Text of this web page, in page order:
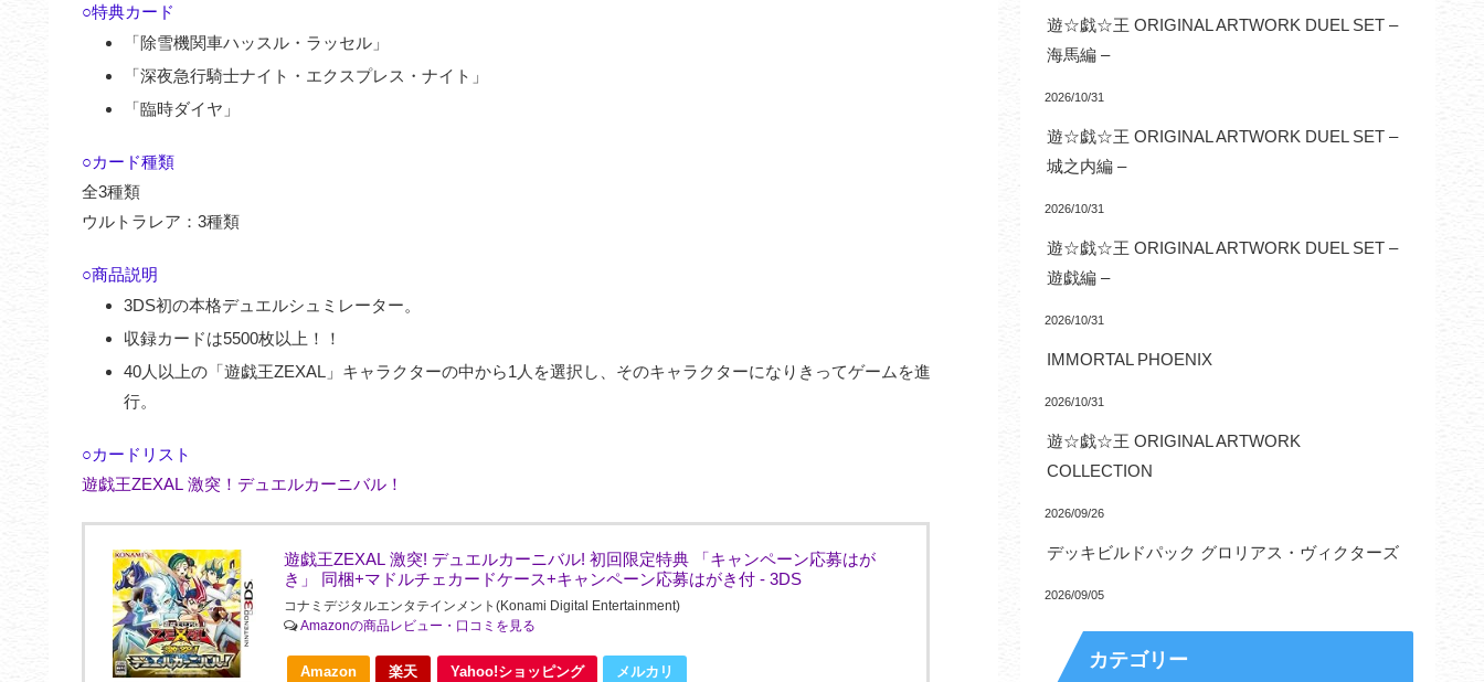
○特典カード
「除雪機関車ハッスル・ラッセル」
「深夜急行騎士ナイト・エクスプレス・ナイト」
「臨時ダイヤ」
○カード種類
全3種類
ウルトラレア：3種類
○商品説明
3DS初の本格デュエルシュミレーター。
収録カードは5500枚以上！！
40人以上の「遊戯王ZEXAL」キャラクターの中から1人を選択し、そのキャラクターになりきってゲームを進
行。
○カードリスト
遊戯王ZEXAL 激突！デュエルカーニバル！
遊戯王ZEXAL 激突! デュエルカーニバル! 初回限定特典 「キャンペーン応募はが
き」 同梱+マドルチェカードケース+キャンペーン応募はがき付 - 3DS
コナミデジタルエンタテインメント(Konami Digital Entertainment)
Amazonの商品レビュー・口コミを見る
Amazon 楽天 Yahoo!ショッピング メルカリ
遊☆戯☆王 ORIGINAL ARTWORK DUEL SET –
海馬編 –
2026/10/31
遊☆戯☆王 ORIGINAL ARTWORK DUEL SET –
城之内編 –
2026/10/31
遊☆戯☆王 ORIGINAL ARTWORK DUEL SET –
遊戯編 –
2026/10/31
IMMORTAL PHOENIX
2026/10/31
遊☆戯☆王 ORIGINAL ARTWORK
COLLECTION
2026/09/26
デッキビルドパック グロリアス・ヴィクターズ
2026/09/05
カテゴリー